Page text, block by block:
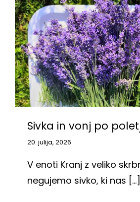
Sivka in vonj po
20. julija, 2026
V enoti Kranj z veliko
negujemo sivko, ki nas [...]